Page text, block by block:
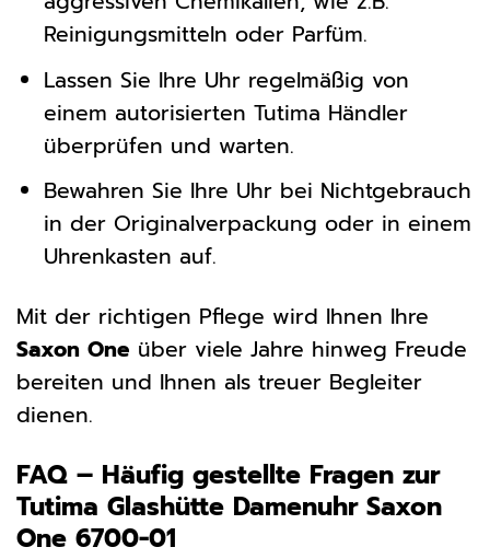
Reinigungsmitteln oder Parfüm.
Lassen Sie Ihre Uhr regelmäßig von
einem autorisierten Tutima Händler
überprüfen und warten.
Bewahren Sie Ihre Uhr bei Nichtgebrauch
in der Originalverpackung oder in einem
Uhrenkasten auf.
Mit der richtigen Pflege wird Ihnen Ihre
Saxon One über viele Jahre hinweg Freude
bereiten und Ihnen als treuer Begleiter
dienen.
FAQ – Häufig gestellte Fragen zur
Tutima Glashütte Damenuhr Saxon
One 6700-01